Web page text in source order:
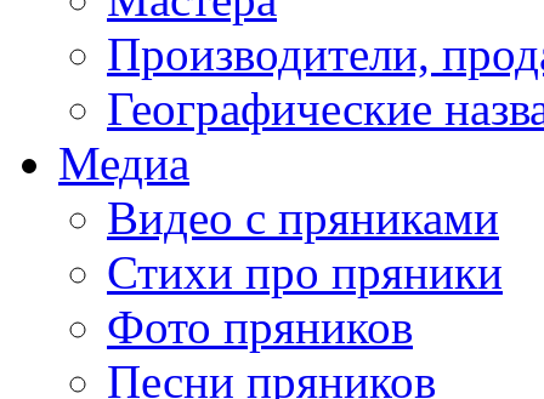
Производители,
Географические
Медиа
Видео с пряниками
Стихи про пряники
Фото пряников
Песни пряников